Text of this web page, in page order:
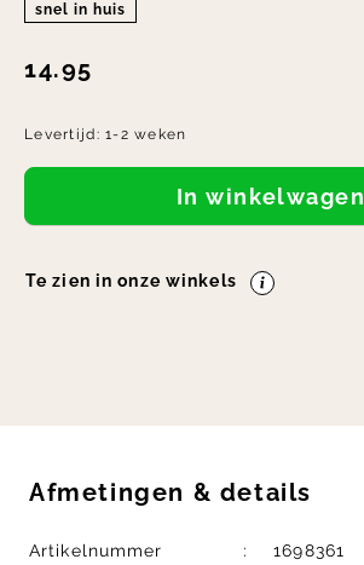
snel in huis
14.95
Levertijd:1-2 weken
In winkelwagen
Te zien in onze winkels
Afmetingen & details
Artikelnummer
1698361